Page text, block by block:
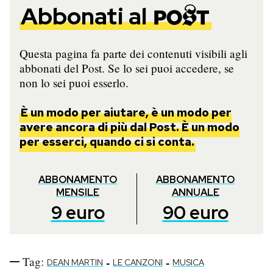
Abbonati al
Questa pagina fa parte dei contenuti visibili agli
abbonati del Post. Se lo sei puoi accedere, se
non lo sei puoi esserlo.
È un modo per aiutare, è un modo per
avere ancora di più dal Post. È un modo
per esserci, quando ci si conta.
ABBONAMENTO
MENSILE
9 euro
ABBONAMENTO
ANNUALE
90 euro
Tag: DEAN MARTIN - LE CANZONI - MUSICA